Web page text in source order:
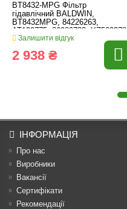
BT8432-MPG Фільтр
гідавлічний BALDWIN,
BT8432MPG, 84226263,
AT129775, 86989733, YZ502378,
87404986
Залишити відгук
2 938 ₴
ІНФОРМАЦІЯ
Про нас
Виробники
Вакансії
Сертифікати
Рекомендації